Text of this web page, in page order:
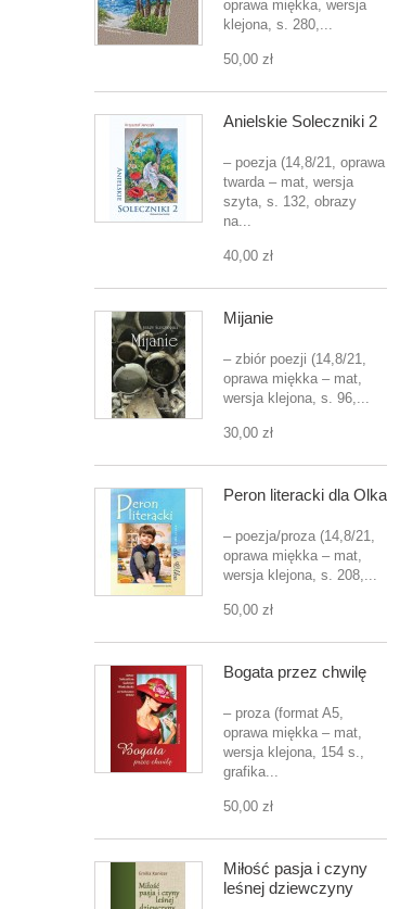
oprawa miękka, wersja
klejona, s. 280,...
50,00 zł
Anielskie Soleczniki 2
– poezja (14,8/21, oprawa
twarda – mat, wersja
szyta, s. 132, obrazy
na...
40,00 zł
Mijanie
– zbiór poezji (14,8/21,
oprawa miękka – mat,
wersja klejona, s. 96,...
30,00 zł
Peron literacki dla Olka
– poezja/proza (14,8/21,
oprawa miękka – mat,
wersja klejona, s. 208,...
50,00 zł
Bogata przez chwilę
– proza (format A5,
oprawa miękka – mat,
wersja klejona, 154 s.,
grafika...
50,00 zł
Miłość pasja i czyny
leśnej dziewczyny